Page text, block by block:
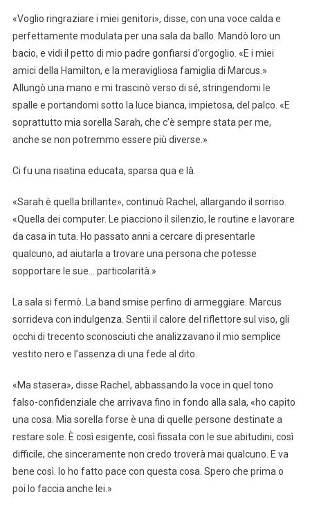
«Voglio ringraziare i miei genitori», disse, con una voce calda e
perfettamente modulata per una sala da ballo. Mandò loro un
bacio, e vidi il petto di mio padre gonfiarsi d’orgoglio. «E i miei
amici della Hamilton, e la meravigliosa famiglia di Marcus.»
Allungò una mano e mi trascinò verso di sé, stringendomi le
spalle e portandomi sotto la luce bianca, impietosa, del palco. «E
soprattutto mia sorella Sarah, che c’è sempre stata per me,
anche se non potremmo essere più diverse.»
Ci fu una risatina educata, sparsa qua e là.
«Sarah è quella brillante», continuò Rachel, allargando il sorriso.
«Quella dei computer. Le piacciono il silenzio, le routine e lavorare
da casa in tuta. Ho passato anni a cercare di presentarle
qualcuno, ad aiutarla a trovare una persona che potesse
sopportare le sue… particolarità.»
La sala si fermò. La band smise perfino di armeggiare. Marcus
sorrideva con indulgenza. Sentii il calore del riflettore sul viso, gli
occhi di trecento sconosciuti che analizzavano il mio semplice
vestito nero e l’assenza di una fede al dito.
«Ma stasera», disse Rachel, abbassando la voce in quel tono
falso-confidenziale che arrivava fino in fondo alla sala, «ho capito
una cosa. Mia sorella forse è una di quelle persone destinate a
restare sole. È così esigente, così fissata con le sue abitudini, così
difficile, che sinceramente non credo troverà mai qualcuno. E va
bene così. Io ho fatto pace con questa cosa. Spero che prima o
poi lo faccia anche lei.»